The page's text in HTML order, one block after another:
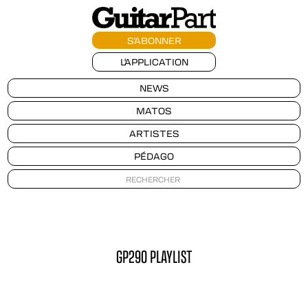
S'ABONNER
L'APPLICATION
NEWS
MATOS
ARTISTES
PÉDAGO
GP290 PLAYLIST